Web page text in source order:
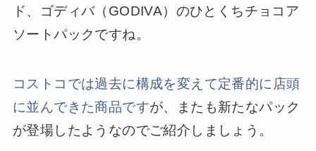
ド、ゴディバ（GODIVA）のひとくちチョコア
ソートパックですね。
コストコでは過去に構成を変えて定番的に店頭
に並んできた商品ですが、またも新たなパック
が登場したようなのでご紹介しましょう。